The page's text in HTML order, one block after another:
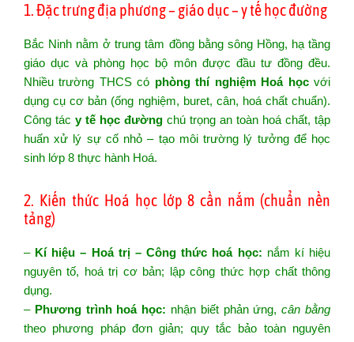
1. Đặc trưng địa phương – giáo dục – y tế học đường
Bắc Ninh nằm ở trung tâm đồng bằng sông Hồng, hạ tầng
giáo dục và phòng học bộ môn được đầu tư đồng đều.
Nhiều trường THCS có phòng thí nghiệm Hoá họcvới
dụng cụ cơ bản (ống nghiệm, buret, cân, hoá chất chuẩn).
Công tác y tế học đường chú trọng an toàn hoá chất, tập
huấn xử lý sự cố nhỏ – tạo môi trường lý tưởng để học
sinh lớp 8 thực hành Hoá.
2. Kiến thức Hoá học lớp 8 cần nắm (chuẩn nền
tảng)
– Kí hiệu – Hoá trị – Công thức hoá học: nắm kí hiệu
nguyên tố, hoá trị cơ bản; lập công thức hợp chất thông
dụng.
– Phương trình hoá học: nhận biết phản ứng,cân bằng
theo phương pháp đơn giản; quy tắc bảo toàn nguyên